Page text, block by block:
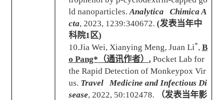
ld nanoparticles.Analytica Chimica A
cta, 2023, 1239:340672. (发表当年中
科院1 区)
10.Jia Wei, Xianying Meng, Juan Li*, B
o Pang* （通讯作者） .Pocket Lab for
the Rapid Detection of Monkeypox Vir
us. Travel Medicine and Infectious Di
sease, 2022, 50:102478.
（发表当年影